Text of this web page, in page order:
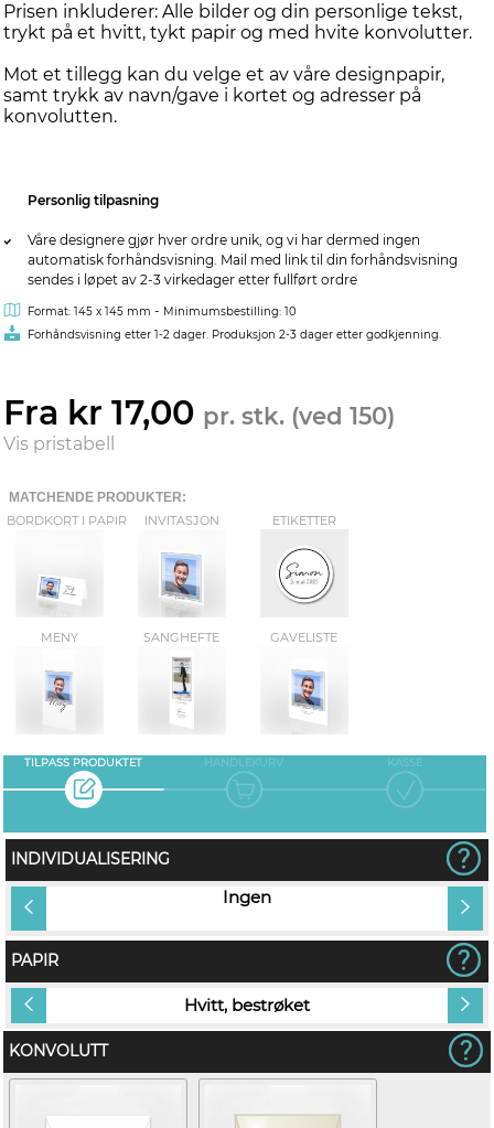
Prisen inkluderer: Alle bilder og din personlige tekst,
trykt på et hvitt, tykt papir og med hvite konvolutter.
Mot et tillegg kan du velge et av våre designpapir,
samt trykk av navn/gave i kortet og adresser på
konvolutten.
Personlig tilpasning
Våre designere gjør hver ordre unik, og vi har dermed ingen
automatisk forhåndsvisning. Mail med link til din forhåndsvisning
sendes i løpet av 2-3 virkedager etter fullført ordre
Format: 145 x 145 mm - Minimumsbestilling: 10
Forhåndsvisning etter 1-2 dager. Produksjon 2-3 dager etter godkjenning.
Fra kr 17,00 pr. stk. (ved 150)
Vis pristabell
MATCHENDE PRODUKTER:
BORDKORT I PAPIR
INVITASJON ETIKETTER
MENY SANGHEFTE GAVELISTE
TILPASS PRODUKTET HANDLEKURV KASSE
INDIVIDUALISERING
på Ingen
PAPIR
Hvitt, bestrøket
KONVOLUTT